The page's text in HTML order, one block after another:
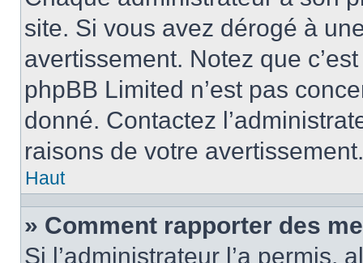
site. Si vous avez dérogé à
avertissement. Notez que
phpBB Limited n’est pas
donné. Contactez
raisons de votre avertissement.
Haut
» Comment rapporter des
Si l’administrateur l’a permis,